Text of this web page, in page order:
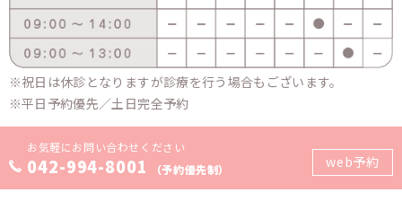
祝日は休診となりますが診療を行う場合もございます。
平日予約優先／土日完全予約
お気軽にお問い合わせください
042-994-8001 （予約優先制） web予約